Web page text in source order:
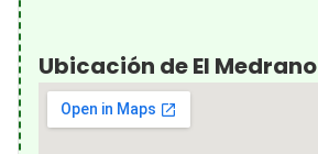
Ubicación de El Medrano